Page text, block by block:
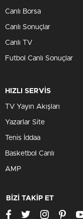
Canlı Borsa
Canlı Sonuçlar
Canlı TV
Futbol Canlı Sonuçlar
HIZLI SERVİS
TV Yayın Akışları
Yazarlar Site
Tenis İddaa
Basketbol Canlı
AMP
BİZİ TAKİP ET